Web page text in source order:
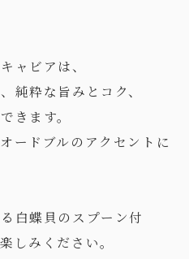
ャビアは、
純粋な旨みとコク、
きます。
ードブルのアクセントに
白蝶貝のスプーン付
しみください。